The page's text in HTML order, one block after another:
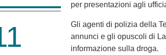
per presentazioni agli
Gli agenti di polizia della
annunci e gli opuscoli di
informazione sulla droga.